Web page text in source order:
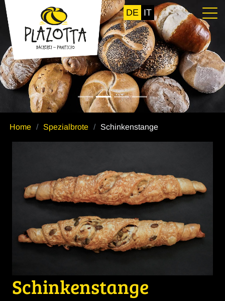
DE IT
Home Spezialbrote Schinkenstange
Schinkenstange